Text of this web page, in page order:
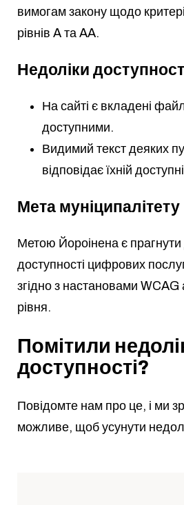
вимогам закону щодо
рівнів A та AA.
Недоліки
На сайті є вкладені
доступними.
Видимий текст деяких
відповідає їхній
Мета
Метою Йороінена є прагнути
доступності цифрових
згідно з настановами
рівня.
Помітили
доступності?
Повідомте нам про це, і ми
можливе, щоб усунути